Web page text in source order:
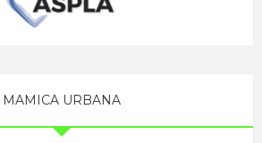
MAMICA URBANA